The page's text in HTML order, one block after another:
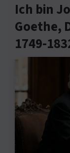
Ich bin
Goethe,
1749-